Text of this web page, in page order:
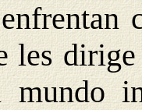
les
mundo